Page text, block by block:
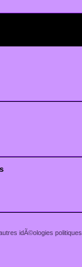
idÃ©ologies